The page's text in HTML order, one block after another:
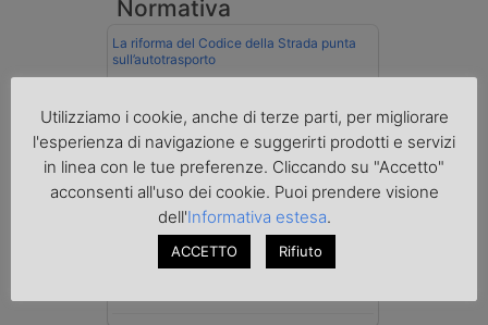
Normativa
La riforma del Codice della Strada punta
sull’autotrasporto
col muletto
Cassazione conferma validità multe per
velocità col cronotachigrafo
La Cassazione conferma la qualifica di
spedizioniere-vettore
Utilizziamo i cookie, anche di terze parti, per migliorare
l'esperienza di navigazione e suggerirti prodotti e servizi
in linea con le tue preferenze. Cliccando su "Accetto"
acconsenti all'uso dei cookie. Puoi prendere visione
dell'Informativa estesa.
ACCETTO Rifiuto